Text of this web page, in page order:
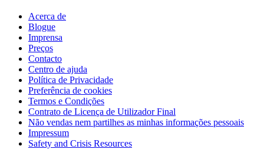
Acerca de
Blogue
Imprensa
Preços
Contacto
Centro de ajuda
Política de Privacidade
Preferência de cookies
Termos e Condições
Contrato de Licença de Utilizador Final
Não vendas nem partilhes as minhas informações pessoais
Impressum
Safety and Crisis Resources